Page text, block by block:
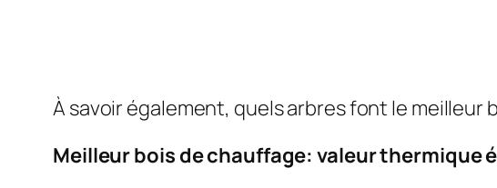
À savoir également, quels arbres font le meilleur
Meilleur bois de chauffage: valeur thermique